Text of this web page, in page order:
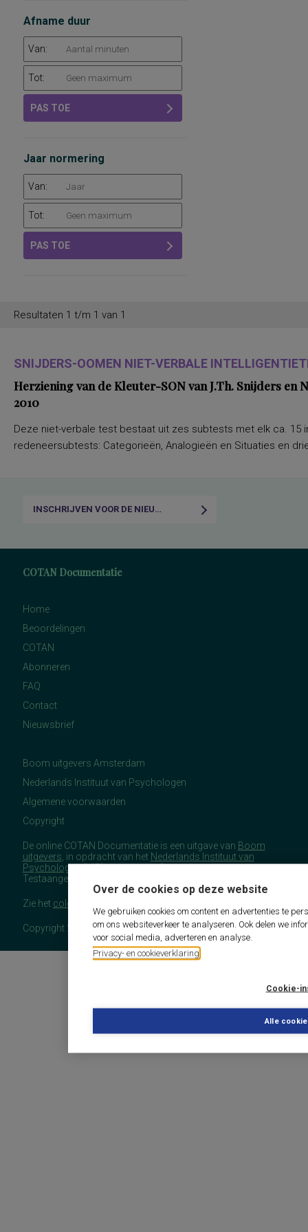
Over de cookies op deze website
We gebruiken cookies om content en advertenties te
om ons websiteverkeer te analyseren. Ook delen we
voor social media, adverteren en analyse.
Privacy- en cookieverklaring
Cookie-
Alle
Afname duur
Van:
Tot:
PAS TOE
Jaar normering
Van:
Tot:
PAS TOE
Resultaten 1 t/m 1 van 1
SNIJDERS-OOMEN NIET-VERBALE
Herziening van de Kleuter-SON van J.Th. Snijders en
2010
Deze niet-verbale test bestaat uit zes subtests met elk ca. 15
redeneersubtests: Categorieën, Analogieën en Situaties en
INSCHRIJVEN VOOR DE NIEUWSBRIEF
COTAN Documentatie
Home
Beoordelingen
COTAN
Abonneren
FAQ
Contact
Nieuwsbrief
Boom uitgevers Amsterdam
Nederlands Instituut van Psychologen
Algemene voorwaarden
Copyright
De online COTAN Documentatie is een uitgave van Boom
uitgevers , in opdracht van het Nederlands Instituut van
Psychologen(NIP), namens de Commissie
Testaangelegenheden Nederland (COTAN).
Zie het colofon
Copyright 2026 - COTAN Documentatie